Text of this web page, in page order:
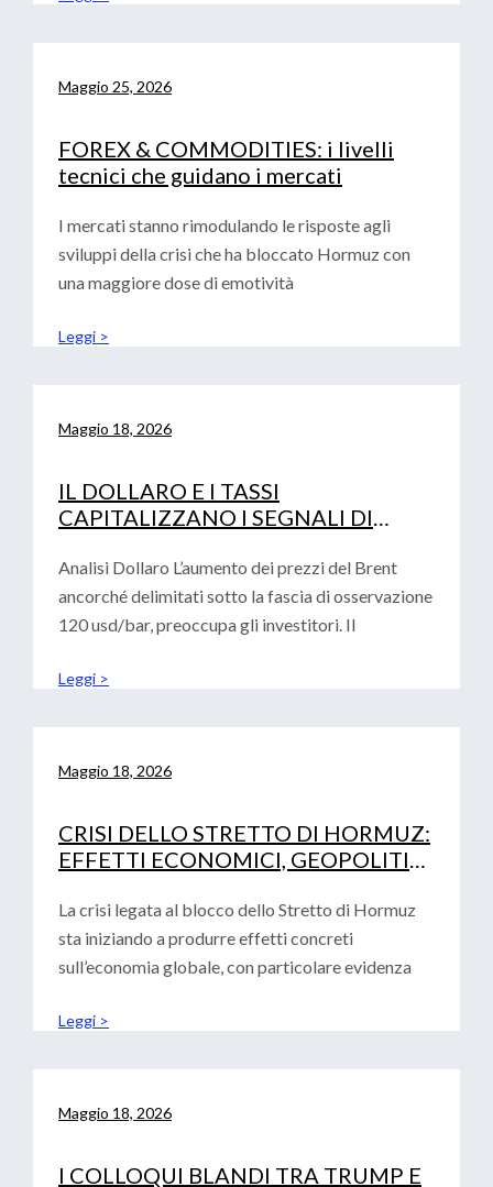
Maggio 25, 2026
FOREX & COMMODITIES: i livelli
tecnici che guidano i mercati
I mercati stanno rimodulando le risposte agli
sviluppi della crisi che ha bloccato Hormuz con
una maggiore dose di emotività
Leggi >
Maggio 18, 2026
IL DOLLARO E I TASSI
CAPITALIZZANO I SEGNALI DI
Analisi Dollaro L’aumento dei prezzi del Brent
ancorché delimitati sotto la fascia di osservazione
120 usd/bar, preoccupa gli investitori. Il
Leggi >
Maggio 18, 2026
CRISI DELLO STRETTO DI HORMUZ:
EFFETTI ECONOMICI, GEOPOLITICI
STATI UNITI E CINA
La crisi legata al blocco dello Stretto di Hormuz
sta iniziando a produrre effetti concreti
sull’economia globale, con particolare evidenza
Leggi >
Maggio 18, 2026
I COLLOQUI BLANDI TRA TRUMP E